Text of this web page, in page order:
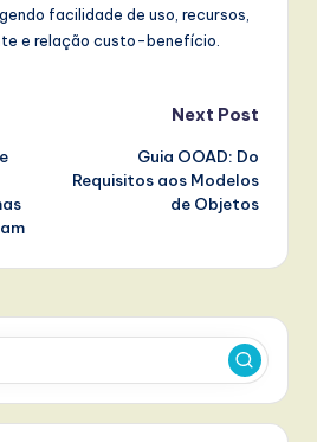
facilidade de uso, recursos,
e relação custo-benefício.
Next Post
Guia OOAD: Do
Requisitos aos Modelos
de Objetos